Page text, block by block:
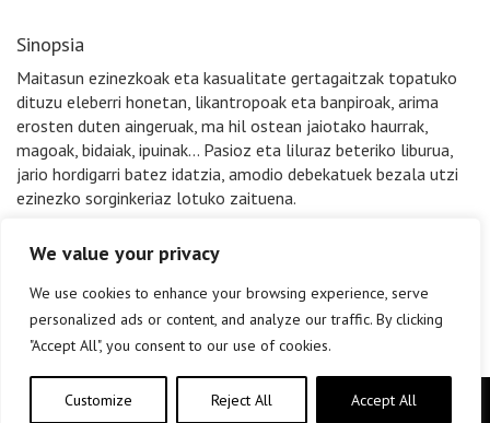
We value your privacy
We use cookies to enhance your browsing experience, serve
personalized ads or content, and analyze our traffic. By clicking
"Accept All", you consent to our use of cookies.
Customize Reject All Accept All
Sinopsia
Maitasun ezinezkoak eta kasualitate gertagaitzak topatuko
dituzu eleberri honetan, likantropoak eta banpiroak, arima
erosten duten aingeruak, ma hil ostean jaiotako haurrak,
magoak, bidaiak, ipuinak… Pasioz eta liluraz beteriko liburua,
jario hordigarri batez idatzia, amodio debekatuek bezala utzi
ezinezko sorginkeriaz lotuko zaituena.
Copyright © elkar Argitaletxeak 2019